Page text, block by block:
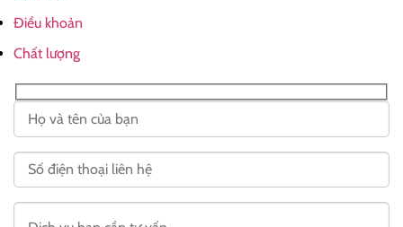
Điều khoản
Chất lượng